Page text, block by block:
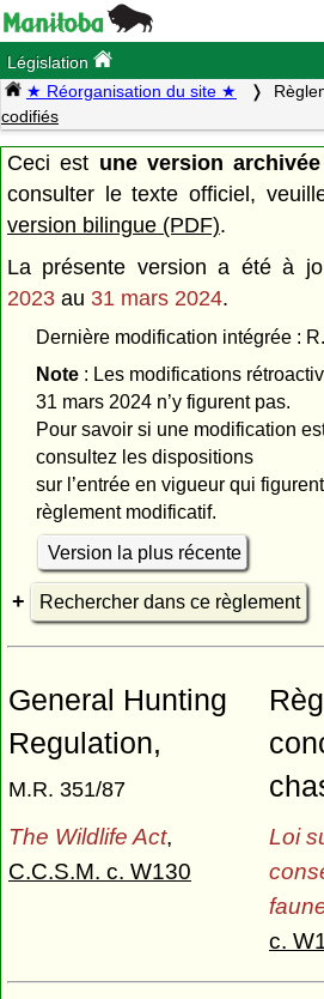
Législation
★ Réorganisation du site ★
codifiés
Ceci est une version
consulter le texte officiel,
version bilingue (PDF).
La présente version a été à
2023 au 31 mars 2024.
Dernière modification intégrée :
Note: Les modifications
31 mars 2024 n’y figurent pas.
Pour savoir si une modification
consultez les dispositions
sur l’entrée en vigueur qui
règlement modificatif.
Version la plus récente
Rechercher dans ce règlement
General Hunting
Regulation,
M.R. 351/87
The Wildlife Act,
C.C.S.M. c. W130
Loi
c.